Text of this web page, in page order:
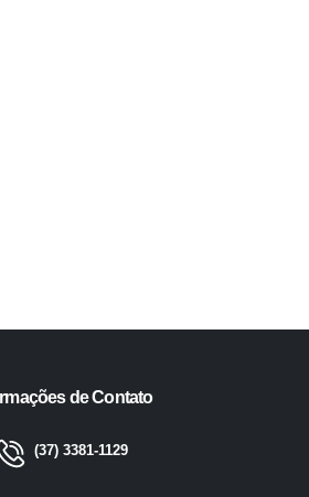
de Contato
(37) 3381-1129